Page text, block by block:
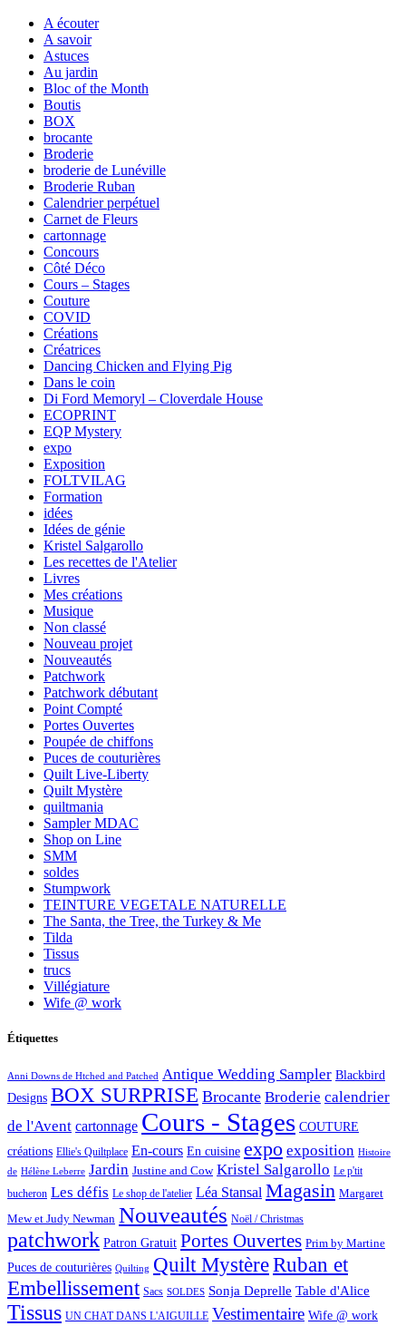
A écouter
A savoir
Astuces
Au jardin
Bloc of the Month
Boutis
BOX
brocante
Broderie
broderie de Lunéville
Broderie Ruban
Calendrier perpétuel
Carnet de Fleurs
cartonnage
Concours
Côté Déco
Cours – Stages
Couture
COVID
Créations
Créatrices
Dancing Chicken and Flying Pig
Dans le coin
Di Ford Memoryl – Cloverdale House
ECOPRINT
EQP Mystery
expo
Exposition
FOLTVILAG
Formation
idées
Idées de génie
Kristel Salgarollo
Les recettes de l'Atelier
Livres
Mes créations
Musique
Non classé
Nouveau projet
Nouveautés
Patchwork
Patchwork débutant
Point Compté
Portes Ouvertes
Poupée de chiffons
Puces de couturières
Quilt Live-Liberty
Quilt Mystère
quiltmania
Sampler MDAC
Shop on Line
SMM
soldes
Stumpwork
TEINTURE VEGETALE NATURELLE
The Santa, the Tree, the Turkey & Me
Tilda
Tissus
trucs
Villégiature
Wife @ work
Étiquettes
Anni Downs de Htched and Patched Antique Wedding Sampler Blackbird
Designs BOX SURPRISE Brocante Broderie calendrier
de l'Avent cartonnage Cours - Stages COUTURE
créations Ellie's Quiltplace En-cours En cuisine expo exposition Histoire
de Hélène Leberre Jardin Justine and Cow Kristel Salgarollo Le p'tit
bucheron Les défis Le shop de l'atelier Léa Stansal Magasin Margaret
Mew et Judy Newman Nouveautés Noël / Christmas
patchwork Patron Gratuit Portes Ouvertes Prim by Martine
Puces de couturières Quilting Quilt MystèreRuban et
Embellissement Sacs SOLDES Sonja Deprelle Table d'Alice
Tissus UN CHAT DANS L'AIGUILLE Vestimentaire Wife @ work